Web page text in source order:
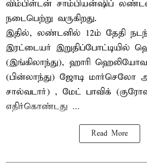
விம்பிள்டன் சாம்பியன்ஷிப்
நடைபெற்று வருகிறது.
இதில், லண்டனில் 12ம் தேதி
இரட்டையர் இறுதிப்போட்டியில்
(இங்கிலாந்து), ஹாரி
(பின்லாந்து) ஜோடி மார்செலோ
சால்வடார்) , மேட் பாவிக்
எதிர்கொண்டது ...
Read More